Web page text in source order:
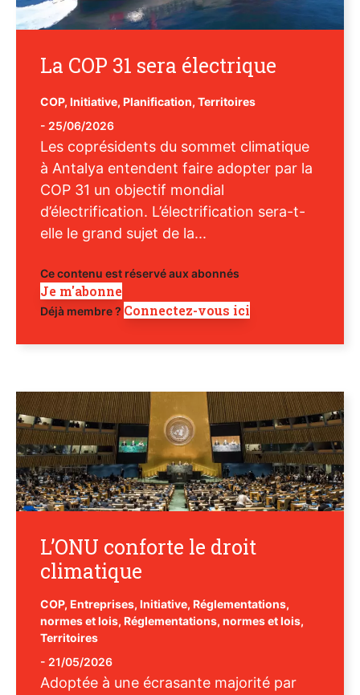
La COP 31 sera électrique
COP, Initiative, Planification, Territoires
- 25/06/2026
Les coprésidents du sommet climatique
à Antalya entendent faire adopter par la
COP 31 un objectif mondial
d’électrification. L’électrification sera-t-
elle le grand sujet de la...
Ce contenu est réservé aux abonnés
Je m'abonne
Déjà membre ? Connectez-vous ici
L’ONU conforte le droit
climatique
COP, Entreprises, Initiative, Réglementations,
normes et lois, Réglementations, normes et lois,
Territoires
- 21/05/2026
Adoptée à une écrasante majorité par